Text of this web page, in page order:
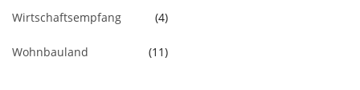
Wirtschaftsempfang (4)
Wohnbauland (11)